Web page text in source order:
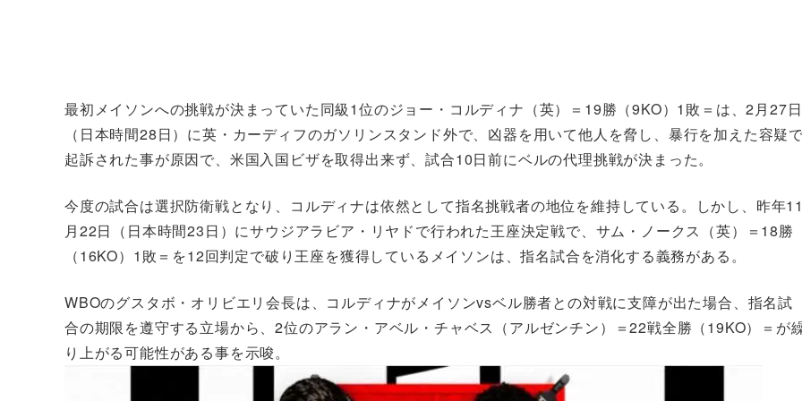
最初メイソンへの挑戦が決まっていた同級1位のジョー・コルディナ（英）＝19勝（9KO）1敗＝は、2月27日
（日本時間28日）に英・カーディフのガソリンスタンド外で、凶器を用いて他人を脅し、暴行を加えた容疑で
起訴された事が原因で、米国入国ビザを取得出来ず、試合10日前にベルの代理挑戦が決まった。
今度の試合は選択防衛戦となり、コルディナは依然として指名挑戦者の地位を維持している。しかし、昨年11
月22日（日本時間23日）にサウジアラビア・リヤドで行われた王座決定戦で、サム・ノークス（英）＝18勝
（16KO）1敗＝を12回判定で破り王座を獲得しているメイソンは、指名試合を消化する義務がある。
WBOのグスタボ・オリビエリ会長は、コルディナがメイソンvsベル勝者との対戦に支障が出た場合、指名試
合の期限を遵守する立場から、2位のアラン・アベル・チャベス（アルゼンチン）＝22戦全勝（19KO）＝が
り上がる可能性がある事を示唆。